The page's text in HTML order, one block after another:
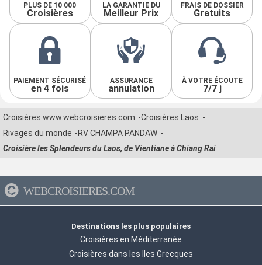
PLUS DE 10 000
Croisières
LA GARANTIE DU
Meilleur Prix
FRAIS DE DOSSIER
Gratuits
PAIEMENT SÉCURISÉ
en 4 fois
ASSURANCE
annulation
À VOTRE ÉCOUTE
7/7 j
Croisières www.webcroisieres.com
Croisières Laos
Rivages du monde
RV CHAMPA PANDAW
Croisière les Splendeurs du Laos, de Vientiane à Chiang Rai
WEBCROISIERES.COM
Destinations les plus populaires
Croisières en Méditerranée
Croisières dans les Iles Grecques